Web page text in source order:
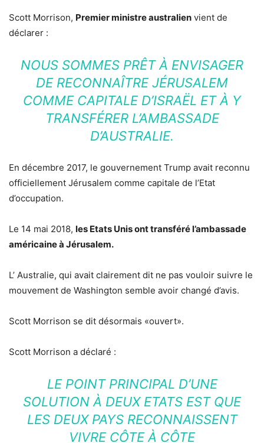
Scott Morrison, Premier ministre australien vient de
déclarer :
NOUS SOMMES PRÊT À ENVISAGER
DE RECONNAÎTRE JÉRUSALEM
COMME CAPITALE D’ISRAËL ET À Y
TRANSFÉRER L’AMBASSADE
D’AUSTRALIE.
En décembre 2017, le gouvernement Trump avait reconnu
officiellement Jérusalem comme capitale de l’Etat
d’occupation.
Le 14 mai 2018, les Etats Unis ont transféré l’ambassade
américaine à Jérusalem.
L’ Australie, qui avait clairement dit ne pas vouloir suivre le
mouvement de Washington semble avoir changé d’avis.
Scott Morrison se dit désormais «ouvert».
Scott Morrison a déclaré :
LE POINT PRINCIPAL D’UNE
SOLUTION À DEUX ETATS EST QUE
LES DEUX PAYS RECONNAISSENT
VIVRE CÔTE À CÔTE